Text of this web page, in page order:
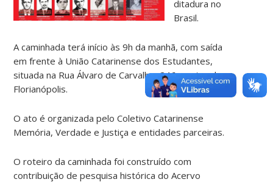
ditadura no
Brasil.
A caminhada terá início às 9h da manhã, com saída
em frente à União Catarinense dos Estudantes,
situada na Rua Álvaro de Carvalho, 246, centro de
Florianópolis.
O ato é organizada pelo Coletivo Catarinense
Memória, Verdade e Justiça e entidades parceiras.
O roteiro da caminhada foi construído com
contribuição de pesquisa histórica do Acervo